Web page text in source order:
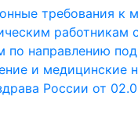
требования к
работникам
по направлению
и медицинские
России от